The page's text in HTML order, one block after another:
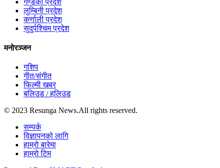
गण्डकी प्रदेश
लुम्बिनी प्रदेश
कर्णाली प्रदेश
सुदुर्पश्चिम प्रदेश
मनोरञ्जन
गशिप
गीत/संगीत
फिल्मी खबर
बलिउड / हलिउड
© 2023 Resunga News.All rights reserved.
सम्पर्क
विज्ञापनको लागि
हाम्रो बारेमा
हाम्रो टिम